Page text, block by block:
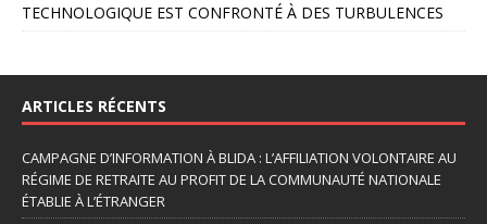
TECHNOLOGIQUE EST CONFRONTÉ À DES TURBULENCES
ARTICLES RÉCENTS
CAMPAGNE D’INFORMATION À BLIDA : L’AFFILIATION VOLONTAIRE AU
RÉGIME DE RETRAITE AU PROFIT DE LA COMMUNAUTÉ NATIONALE
ÉTABLIE À L’ÉTRANGER